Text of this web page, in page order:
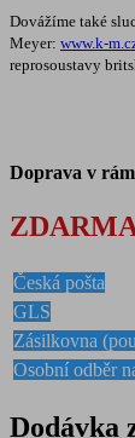
Dovážíme také
Meyer: www.k-
reprosoustavy
Doprava v
Česká pošta
GLS
Zásilkovna
Osobní odběr
Dodávka